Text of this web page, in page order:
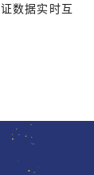
数据实时互